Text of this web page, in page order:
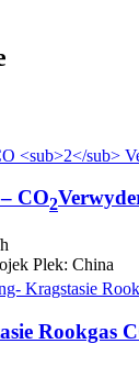
CO2
Plek: China
Rookgas